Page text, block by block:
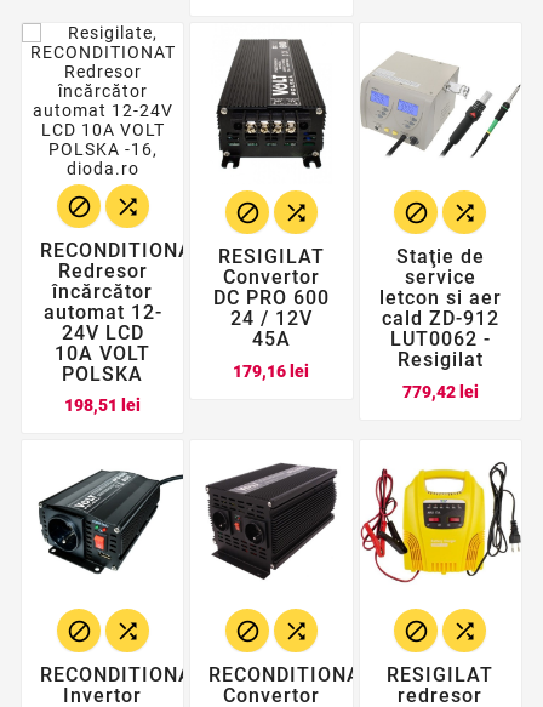
 
RECONDITIONAT
Redresor
încărcător
automat 12-
24V LCD
10A VOLT
POLSKA
198,51 lei
 
RESIGILAT
Convertor
DC PRO 600
24 / 12V
45A
179,16 lei
 
Staţie de
service
letcon si aer
cald ZD-912
LUT0062 -
Resigilat
779,42 leiPret
 
RECONDITIONAT
Invertor
 
RECONDITIONAT
Convertor
 
RESIGILAT
redresor